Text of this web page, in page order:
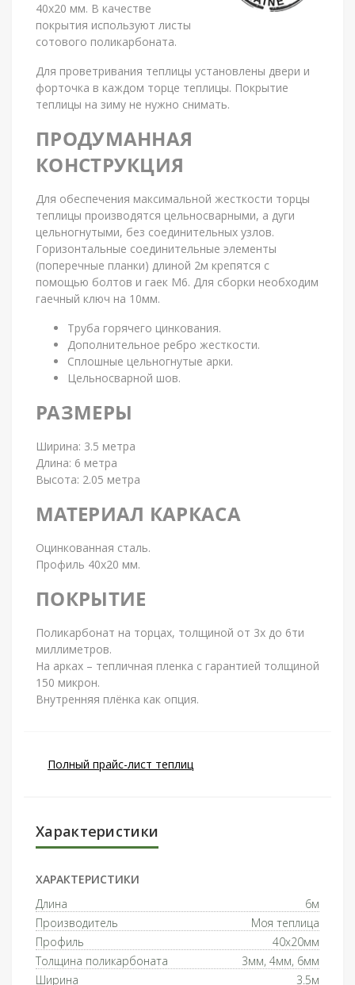
40х20 мм. В качестве
покрытия используют листы
сотового поликарбоната.
Для проветривания теплицы установлены двери и
форточка в каждом торце теплицы. Покрытие
теплицы на зиму не нужно снимать.
ПРОДУМАННАЯ
КОНСТРУКЦИЯ
Для обеспечения максимальной жесткости торцы
теплицы производятся цельносварными, а дуги
цельногнутыми, без соединительных узлов.
Горизонтальные соединительные элементы
(поперечные планки) длиной 2м крепятся с
помощью болтов и гаек М6. Для сборки необходим
гаечный ключ на 10мм.
Труба горячего цинкования.
Дополнительное ребро жесткости.
Сплошные цельногнутые арки.
Цельносварной шов.
РАЗМЕРЫ
Ширина: 3.5 метра
Длина: 6 метра
Высота: 2.05 метра
МАТЕРИАЛ КАРКАСА
Оцинкованная сталь.
Профиль 40х20 мм.
ПОКРЫТИЕ
Поликарбонат на торцах, толщиной от 3х до 6ти
миллиметров.
На арках – тепличная пленка с гарантией толщиной
150 микрон.
Внутренняя плёнка как опция.
Полный прайс-лист теплиц
Характеристики
ХАРАКТЕРИСТИКИ
Длина
6м
Производитель
Моя теплица
Профиль
40x20мм
Толщина поликарбоната
3мм, 4мм, 6мм
Ширина
3.5м